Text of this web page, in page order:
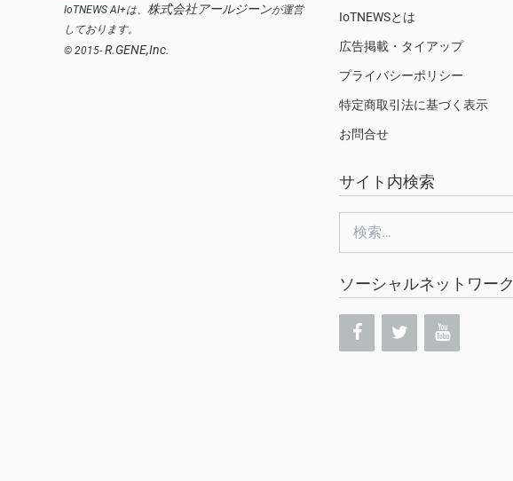
IoTNEWS AI+は、 株式会社アールジーンが運営
しております。
© 2015- R.GENE,Inc.
IoTNEWSとは
広告掲載・タイアップ
プライバシーポリシー
特定商取引法に基づく表示
お問合せ
サイト内検索
索:
ソーシャルネットワーク